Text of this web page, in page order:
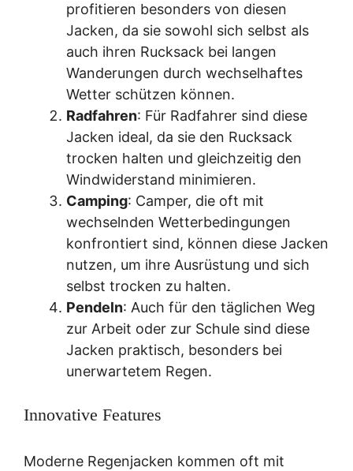
profitieren besonders von diesen
Jacken, da sie sowohl sich selbst als
auch ihren Rucksack bei langen
Wanderungen durch wechselhaftes
Wetter schützen können.
Radfahren: Für Radfahrer sind diese
Jacken ideal, da sie den Rucksack
trocken halten und gleichzeitig den
Windwiderstand minimieren.
Camping: Camper, die oft mit
wechselnden Wetterbedingungen
konfrontiert sind, können diese Jacken
nutzen, um ihre Ausrüstung und sich
selbst trocken zu halten.
Pendeln: Auch für den täglichen Weg
zur Arbeit oder zur Schule sind diese
Jacken praktisch, besonders bei
unerwartetem Regen.
Innovative Features
Moderne Regenjacken kommen oft mit